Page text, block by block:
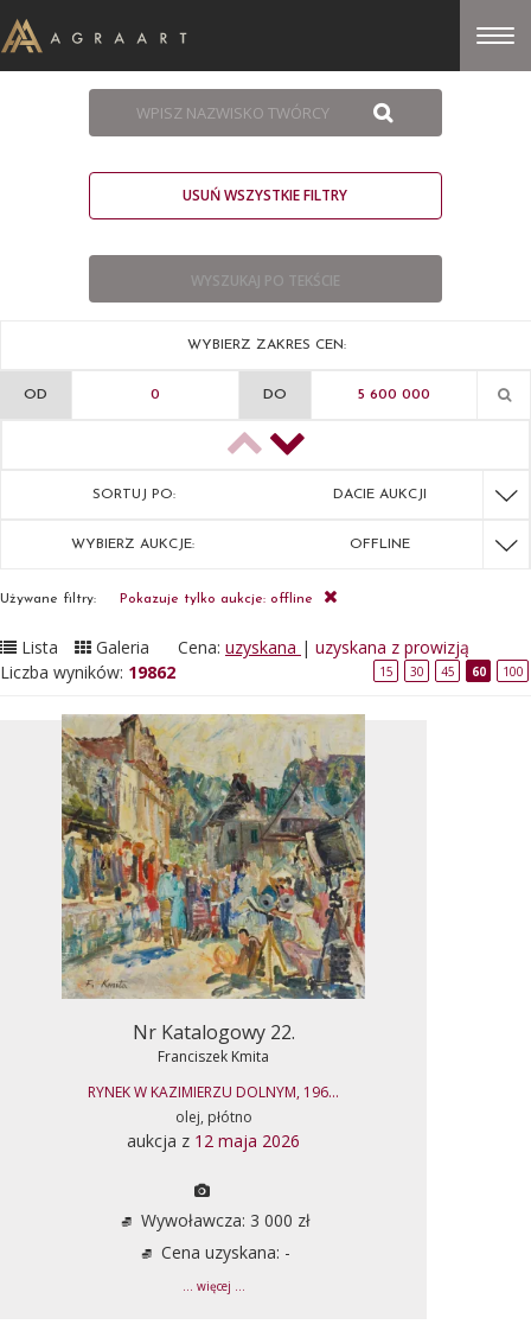
USUŃ WSZYSTKIE FILTRY
WYBIERZ ZAKRES CEN:
OD DO
SORTUJ PO: DACIE AUKCJI
WYBIERZ AUKCJE: OFFLINE
Używane filtry: Pokazuje tylko aukcje: offline
Lista Galeria Cena: uzyskana | uzyskana z prowizją
Liczba wyników: 19862 15 30 45 60 100
Nr Katalogowy 22.
Franciszek Kmita
RYNEK W KAZIMIERZU DOLNYM, 196...
olej, płótno
aukcja z 12 maja 2026
Wywoławcza: 3 000 zł
Cena uzyskana: -
... więcej ...